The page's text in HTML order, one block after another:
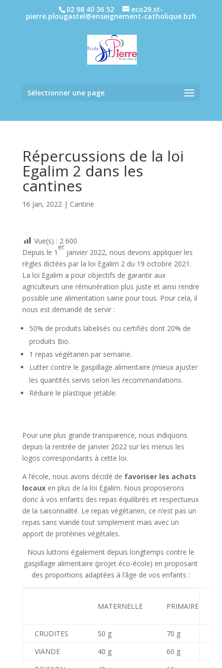
02 98 40 36 52 eco29.st-
pierre.plougastel@enseignement-catholique.bzh
Sélectionner une page
Répercussions de la loi
Egalim 2 dans les
cantines
16 Jan, 2022| Cantine
Vue(s) : 2 600
Depuis le 1
er
janvier 2022, nous devons appliquer les
règles dictées par la loi Egalim 2 du 19 octobre 2021.
La loi Egalim a pour objectifs de garantir aux
agriculteurs une rémunération plus juste et ainsi rendre
possible une alimentation saine pour tous. Pour cela, il
nous est demandé de servir :
50% de produits labelisés ou certifiés dont 20% de
produits Bio.
1 repas végétarien par semaine.
Lutter contre le gaspillage alimentaire (mieux ajuster
les quantités servis selon les recommandations.
Réduire le plastique jetable.
Pour une plus grande transparence, nous indiquons
depuis la rentrée de janvier 2022 sur les menus les
logos correspondants à cette loi.
A l’école, nous avons décidé de favoriser les achats
locauxen plus de la loi Egalim. Nous proposerons
donc à vos enfants des repas équilibrés et respectueux
de la saisonnalité. Le repas végétarien, ce n’est pas un
repas sans viande tout simplement mais avec un
apport de protéines végétales.
Nous luttons également depuis longtemps contre le
gaspillage alimentaire (projet éco-école) en proposant
des proportions adaptées à l’âge de vos enfants :
MATERNELLE PRIMAIRE
CRUDITES 50 g
70 g
VIANDE
40 g
60 g